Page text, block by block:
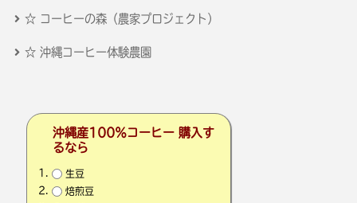
☆ コーヒーの森（農家プロジェクト）
☆ 沖縄コーヒー体験農園
沖縄産100％コーヒー 購入す
るなら
生豆
焙煎豆